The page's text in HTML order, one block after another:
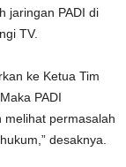
jaringan PADI di
TV.
ke Ketua Tim
PADI
melihat permasalah
desaknya.